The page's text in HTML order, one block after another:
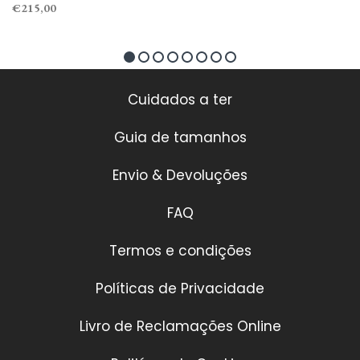
€215,00
Cuidados a ter
Guia de tamanhos
Envio & Devoluções
FAQ
Termos e condições
Políticas de Privacidade
Livro de Reclamações Online